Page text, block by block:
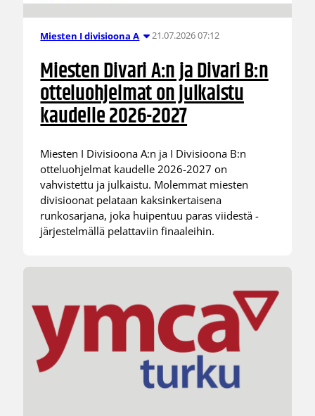
Miesten I divisioona A 21.07.2026 07:12
Miesten Divari A:n ja Divari B:n
otteluohjelmat on julkaistu
kaudelle 2026-2027
Miesten I Divisioona A:n ja I Divisioona B:n
otteluohjelmat kaudelle 2026-2027 on
vahvistettu ja julkaistu. Molemmat miesten
divisioonat pelataan kaksinkertaisena
runkosarjana, joka huipentuu paras viidestä -
järjestelmällä pelattaviin finaaleihin.